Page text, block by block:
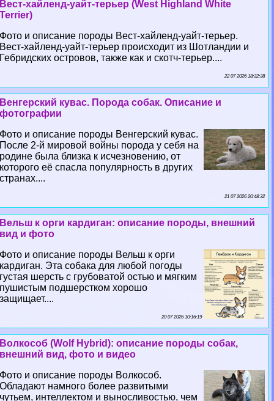
Вест-хайленд-уайт-терьер (West Highland White
Terrier)
Фото и описание породы Вест-хайленд-уайт-терьер.
Вест-хайленд-уайт-терьер происходит из Шотландии и
Гебридских островов, также как и скотч-терьер....
22 07 2026 18:32:38
Венгерский кувас. Порода собак. Описание и
фотографии
Фото и описание породы Венгерский кувас.
После 2-й мировой войны порода у себя на
родине была близка к исчезновению, от
которого её спасла популярность в других
странах....
21 07 2026 20:48:32
Вельш к opги кардиган: описание породы, внешний
вид и фото
Фото и описание породы Вельш к opги
кардиган. Эта собака для любой погоды
густая шерсть с грубоватой остью и мягким
пушистым подшерстком хорошо
защищает....
20 07 2026 10:16:19
Волкособ (Wolf Hybrid): описание породы собак,
внешний вид, фото и видео
Фото и описание породы Волкособ.
Обладают намного более развитыми
чутьем, интеллектом и выносливостью, чем